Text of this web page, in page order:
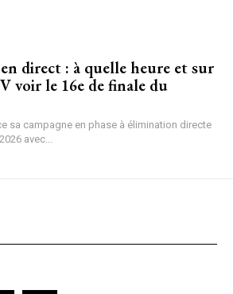
direct : à quelle heure et sur
voir le 16e de finale du
sa campagne en phase à élimination directe
avec...